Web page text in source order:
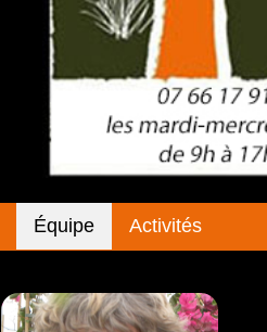
Équipe Activités